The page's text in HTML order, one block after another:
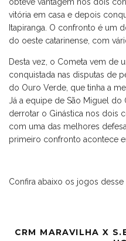
vitória em casa e depois
Itapiranga. O confronto é um
do oeste catarinense, com
Desta vez, o Cometa vem de
conquistada nas disputas de
do Ouro Verde, que tinha a
Já a equipe de São Miguel do
derrotar o Ginástica nos dois
com uma das melhores
primeiro confronto acontece
Confira abaixo os jogos desse
CRM MARAVILHA X